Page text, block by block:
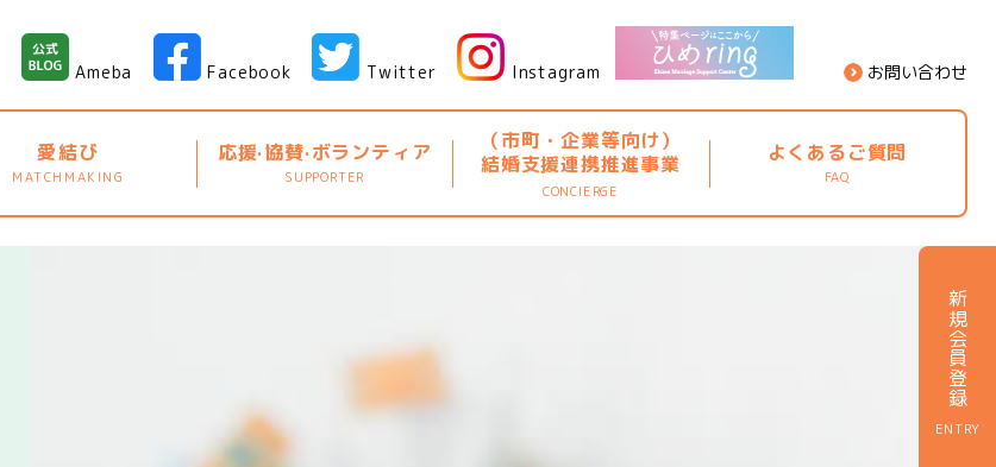
愛結び
MATCHMAKING
応援·協賛·ボランティア
SUPPORTER
（市町・企業等向け）
結婚支援連携推進事業
CONCIERGE
よくあるご質問
FAQ
お問い合わせ
Ameba Facebook Twitter Instagram
新規会員登録
ENTRY